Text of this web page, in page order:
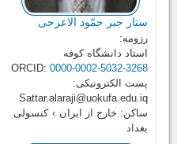
ستار جبر حمّود الاعرجی
رزومه:
استاد دانشگاه کوفه
ORCID: 0000-0002-5032-3268
پست الکترونیکی:
Sattar.alaraji@uokufa.edu.iq
ساکن: خارج از ایران › کنسولی
بغداد